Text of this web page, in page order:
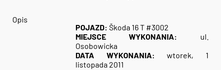
Opis
POJAZD: Škoda 16 T #3002
MIEJSCE WYKONANIA:
ul.
Osobowicka
DATA WYKONANIA: wtorek, 1
listopada 2011